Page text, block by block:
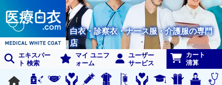
白衣・診察衣・ナース服・介護服の専門
店
エキスパー
ト 検索
マイ ユニフ
ォーム
ユーザー
サービス
カート
清算